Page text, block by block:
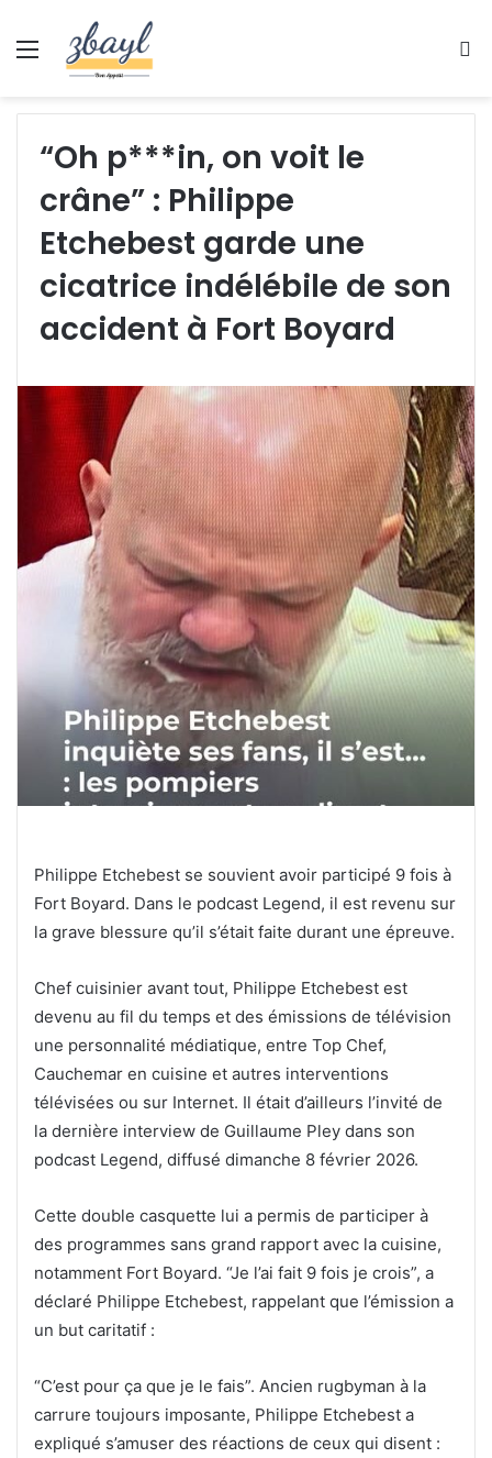
Menu
“Oh p***in, on voit le
crâne” : Philippe
Etchebest garde une
cicatrice indélébile de son
accident à Fort Boyard
Philippe Etchebest se souvient avoir participé 9 fois à
Fort Boyard. Dans le podcast Legend, il est revenu sur
la grave blessure qu’il s’était faite durant une épreuve.
Chef cuisinier avant tout, Philippe Etchebest est
devenu au fil du temps et des émissions de télévision
une personnalité médiatique, entre Top Chef,
Cauchemar en cuisine et autres interventions
télévisées ou sur Internet. Il était d’ailleurs l’invité de
la dernière interview de Guillaume Pley dans son
podcast Legend, diffusé dimanche 8 février 2026.
Cette double casquette lui a permis de participer à
des programmes sans grand rapport avec la cuisine,
notamment Fort Boyard. “Je l’ai fait 9 fois je crois”, a
déclaré Philippe Etchebest, rappelant que l’émission a
un but caritatif :
“C’est pour ça que je le fais”. Ancien rugbyman à la
carrure toujours imposante, Philippe Etchebest a
expliqué s’amuser des réactions de ceux qui disent :